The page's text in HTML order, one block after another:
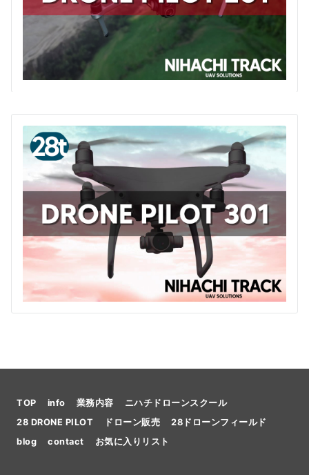
TOP info 業務内容
ニハチドローンスクール
28 DRONE PILOT
ドローン販売
28ドローンフィールド
blog
contact お気に入りリスト